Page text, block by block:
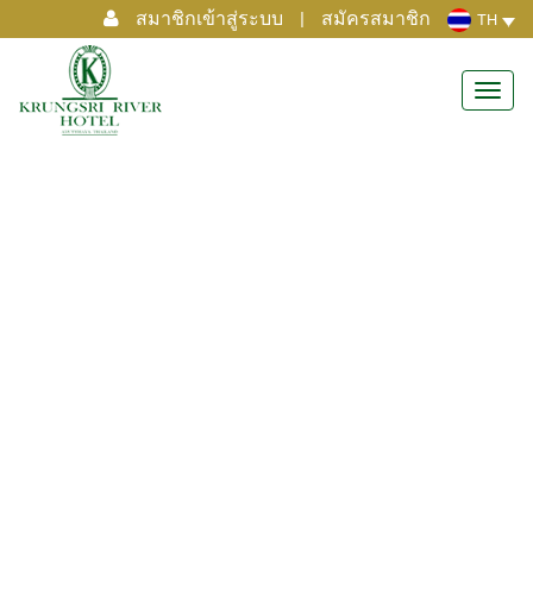
สมาชิกเข้าสู่ระบบ | สมัครสมาชิก TH